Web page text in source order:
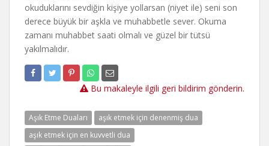
okuduklarını sevdiğin kişiye yollarsan (niyet ile) seni son
derece büyük bir aşkla ve muhabbetle sever. Okuma
zamanı muhabbet saati olmalı ve güzel bir tütsü
yakılmalıdır.
Bu makaleyle ilgili geri bildirim gönderin.
Aşık Etme Duaları
aşık etmek için denenmiş dua
aşık etmek için en kuvvetli dua